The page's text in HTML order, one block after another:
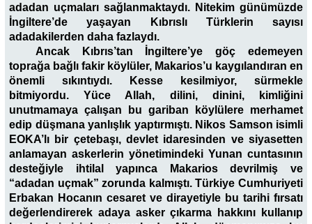
adadan uçmaları sağlanmaktaydı. Nitekim günümüzde
İngiltere’de yaşayan Kıbrıslı Türklerin sayısı
adadakilerden daha fazlaydı.
Ancak Kıbrıs’tan İngiltere’ye göç edemeyen
toprağa bağlı fakir köylüler, Makarios’u kaygılandıran en
önemli sıkıntıydı. Kesse kesilmiyor, sürmekle
bitmiyordu. Yüce Allah, dilini, dinini, kimliğini
unutmamaya çalışan bu gariban köylülere merhamet
edip düşmana yanlışlık yaptırmıştı. Nikos Samson isimli
EOKA’lı bir çetebaşı, devlet idaresinden ve siyasetten
anlamayan askerlerin yönetimindeki Yunan cuntasının
desteğiyle ihtilal yapınca Makarios devrilmiş ve
“adadan uçmak” zorunda kalmıştı. Türkiye Cumhuriyeti
Erbakan Hocanın cesaret ve dirayetiyle bu tarihi fırsatı
değerlendirerek adaya asker çıkarma hakkını kullanıp